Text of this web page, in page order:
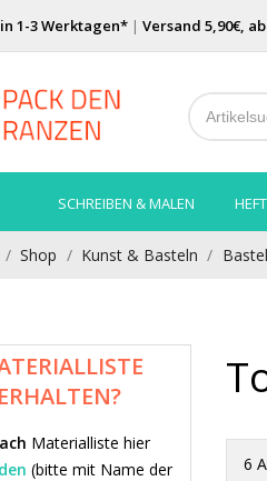
1-3 Werktagen* |Versand 5,90€,
SCHREIBEN & MALEN
Shop Kunst & Basteln
ERHALTEN?
Materialliste hier
(bitte mit Name der
6